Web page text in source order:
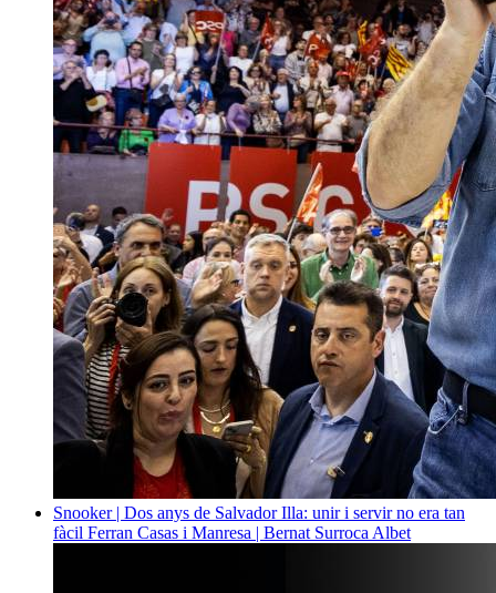
Snooker | Dos anys de Salvador Illa: unir i servir no era tan
fàcil Ferran Casas i Manresa | Bernat Surroca Albet